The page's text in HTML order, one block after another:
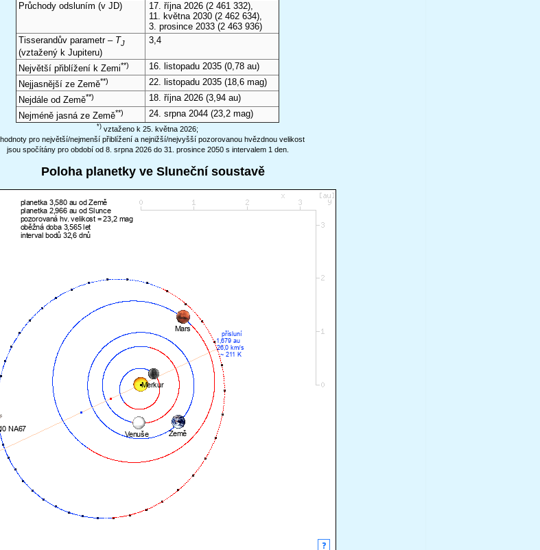
Průchody odsluním (v JD) 17. října 2026 (2 461 332),
11. května 2030 (2 462 634),
3. prosince 2033 (2 463 936)
Tisserandův parametr – TJ
(vztažený k Jupiteru)
3,4
Největší přiblížení k Zemi**) 16. listopadu 2035 (0,78 au)
Nejjasnější ze Země**) 22. listopadu 2035 (18,6 mag)
Nejdále od Země**) 18. října 2026 (3,94 au)
Nejméně jasná ze Země**) 24. srpna 2044 (23,2 mag)
*) vztaženo k 25. května 2026;
hodnoty pro největší/nejmenší přiblížení a nejnižší/nejvyšší pozorovanou hvězdnou velikost
jsou spočítány pro období od 8. srpna 2026 do 31. prosince 2050 s intervalem 1 den.
Poloha planetky ve Sluneční soustavě